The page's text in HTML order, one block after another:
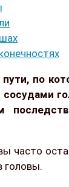
по
часто
головы.